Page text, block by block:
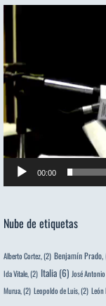
de
vídeo
00:00
Nube de etiquetas
Alberto Cortez, (2) Benjamín Prado,
Ida Vitale, (2) Italia (6) José
Murua, (2) Leopoldo de Luis, (2) León